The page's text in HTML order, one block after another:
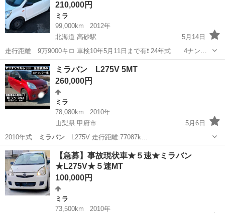
210,000円
ミラ
99,000km
2012年
北海道 高砂駅
5月14日
走行距離 9万9000キロ 車検10年5月11日まで有❗️ 24年式 4ナンバ
ーの為税金安いっ‼️ ライト類LED交換済み こちらが購入した時からシ
北海道 江別市
ミラバン L275V 5MT
260,000円
ミラ
78,080km
2010年
山梨県 甲府市
5月6日
2010年式
ミラバンL275V 走行距離:77087k…
山梨 甲府市 ミラ エンジン
【急募】事故現状車★５速★ミラバン
★L275V★５速MT
100,000円
ミラ
73,500km
2010年